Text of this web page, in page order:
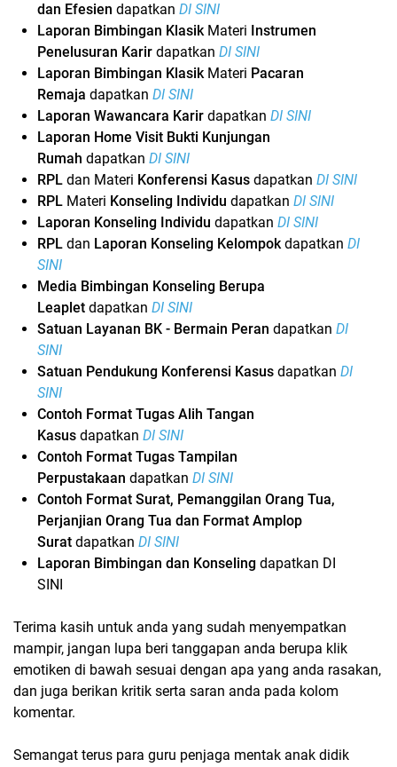
dan Efesien dapatkan DI SINI
Laporan Bimbingan Klasik Materi Instrumen
Penelusuran Karir dapatkan DI SINI
Laporan Bimbingan KlasikMateri Pacaran
Remaja dapatkan DI SINI
Laporan Wawancara Karir dapatkan DI SINI
Laporan Home Visit Bukti Kunjungan
Rumah dapatkan DI SINI
RPL dan Materi Konferensi Kasus dapatkan DI SINI
RPL Materi Konseling Individu dapatkan DI SINI
Laporan Konseling Individu dapatkan DI SINI
RPL dan Laporan Konseling Kelompokdapatkan DI
SINI
Media Bimbingan Konseling Berupa
Leaplet dapatkan DI SINI
Satuan Layanan BK - Bermain Peran dapatkan DI
SINI
Satuan Pendukung Konferensi Kasus dapatkan DI
SINI
Contoh Format Tugas Alih Tangan
Kasus dapatkan DI SINI
Contoh Format Tugas Tampilan
Perpustakaan dapatkan DI SINI
Contoh Format Surat, Pemanggilan Orang Tua,
Perjanjian Orang Tua dan Format Amplop
Surat dapatkan DI SINI
Laporan Bimbingan dan Konseling dapatkan DI
SINI
Terima kasih untuk anda yang sudah menyempatkan
mampir, jangan lupa beri tanggapan anda berupa klik
emotiken di bawah sesuai dengan apa yang anda rasakan,
dan juga berikan kritik serta saran anda pada kolom
komentar.
Semangat terus para guru penjaga mentak anak didik